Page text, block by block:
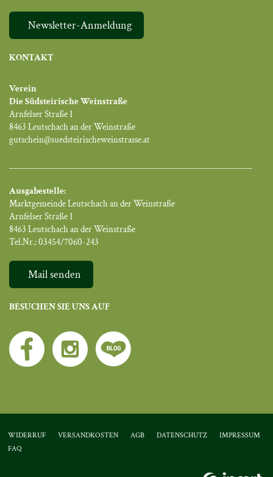
Newsletter-Anmeldung
KONTAKT
Verein
Die Südsteirische Weinstraße
Arnfelser Straße 1
8463 Leutschach an der Weinstraße
gutschein@suedsteirischeweinstrasse.at
_________________________________________________________
Ausgabestelle:
Marktgemeinde Leutschach an der Weinstraße
Arnfelser Straße 1
8463 Leutschach an der Weinstraße
Tel.Nr.: 03454/7060-243
Mail senden
BESUCHEN SIE UNS AUF
WIDERRUF VERSANDKOSTEN AGB DATENSCHUTZ
IMPRESSUM
FAQ